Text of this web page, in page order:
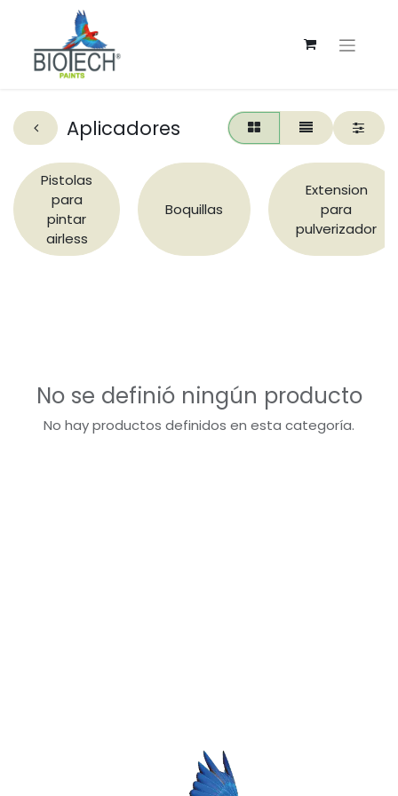
Aplicadores
Pistolas
para
pintar
airless
Boquillas
Extension
para
pulverizador
No se definió ningún producto
No hay productos definidos en esta categoría.